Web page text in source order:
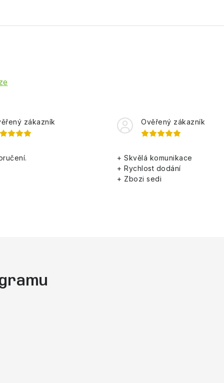
zákazník Ověřený zákazník
+ Skvělá komunikace
+ Rychlost dodání
+ Zbozi sedi